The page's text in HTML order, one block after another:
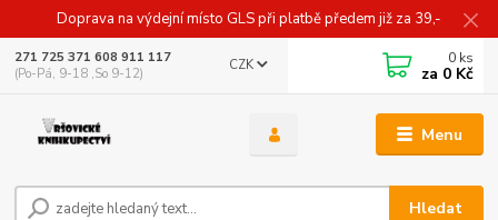
Doprava na výdejní místo GLS při platbě předem již za 39,-
Menu
CZK
Hledat
271 725 371 608 911 117
(Po-Pá, 9-18 ,So 9-12)
0 ks
za 0 Kč